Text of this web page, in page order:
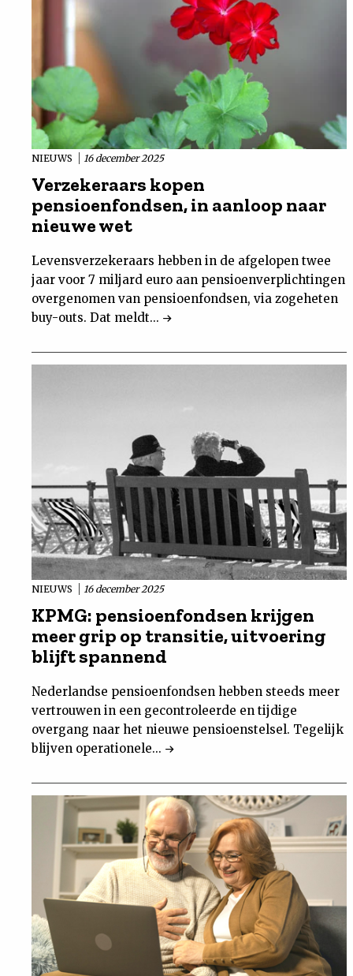
NIEUWS 16 december 2025
Verzekeraars kopen
pensioenfondsen, in aanloop naar
nieuwe wet
Levensverzekeraars hebben in de afgelopen twee
jaar voor 7 miljard euro aan pensioenverplichtingen
overgenomen van pensioenfondsen, via zogeheten
buy-outs. Dat meldt...
NIEUWS 16 december 2025
KPMG: pensioenfondsen krijgen
meer grip op transitie, uitvoering
blijft spannend
Nederlandse pensioenfondsen hebben steeds meer
vertrouwen in een gecontroleerde en tijdige
overgang naar het nieuwe pensioenstelsel. Tegelijk
blijven operationele...